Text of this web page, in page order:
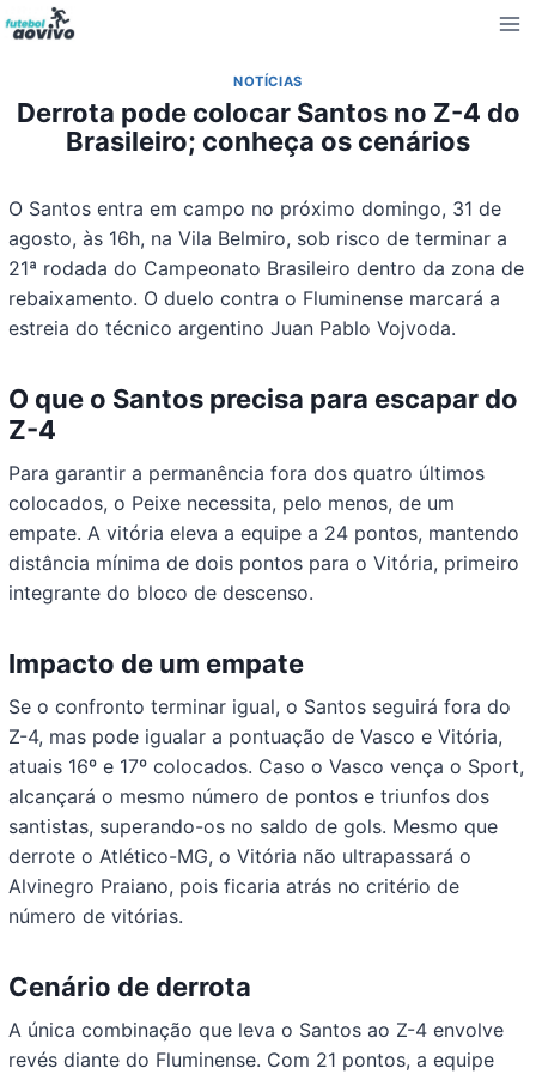
Pular
para
Conteúdo
NOTÍCIAS
Derrota pode colocar Santos no Z-4 do
Brasileiro; conheça os cenários
O Santos entra em campo no próximo domingo, 31 de
agosto, às 16h, na Vila Belmiro, sob risco de terminar a
21ª rodada do Campeonato Brasileiro dentro da zona de
rebaixamento. O duelo contra o Fluminense marcará a
estreia do técnico argentino Juan Pablo Vojvoda.
O que o Santos precisa para escapar do
Z-4
Para garantir a permanência fora dos quatro últimos
colocados, o Peixe necessita, pelo menos, de um
empate. A vitória eleva a equipe a 24 pontos, mantendo
distância mínima de dois pontos para o Vitória, primeiro
integrante do bloco de descenso.
Impacto de um empate
Se o confronto terminar igual, o Santos seguirá fora do
Z-4, mas pode igualar a pontuação de Vasco e Vitória,
atuais 16º e 17º colocados. Caso o Vasco vença o Sport,
alcançará o mesmo número de pontos e triunfos dos
santistas, superando-os no saldo de gols. Mesmo que
derrote o Atlético-MG, o Vitória não ultrapassará o
Alvinegro Praiano, pois ficaria atrás no critério de
número de vitórias.
Cenário de derrota
A única combinação que leva o Santos ao Z-4 envolve
revés diante do Fluminense. Com 21 pontos, a equipe